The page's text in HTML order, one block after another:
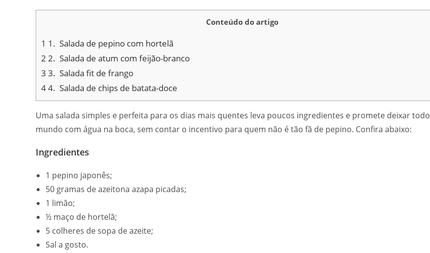
Conteúdo do artigo
1 1. Salada de pepino com hortelã
2 2. Salada de atum com feijão-branco
3 3. Salada fit de frango
44. Salada de chips de batata-doce
Uma salada simples e perfeita para os dias mais quentes leva poucos ingredientes e promete deixar todo
mundo com água na boca, sem contar o incentivo para quem não é tão fã de pepino. Confira abaixo:
Ingredientes
1 pepino japonês;
50 gramas de azeitona azapa picadas;
1 limão;
½ maço de hortelã;
5 colheres de sopa de azeite;
Sal a gosto.